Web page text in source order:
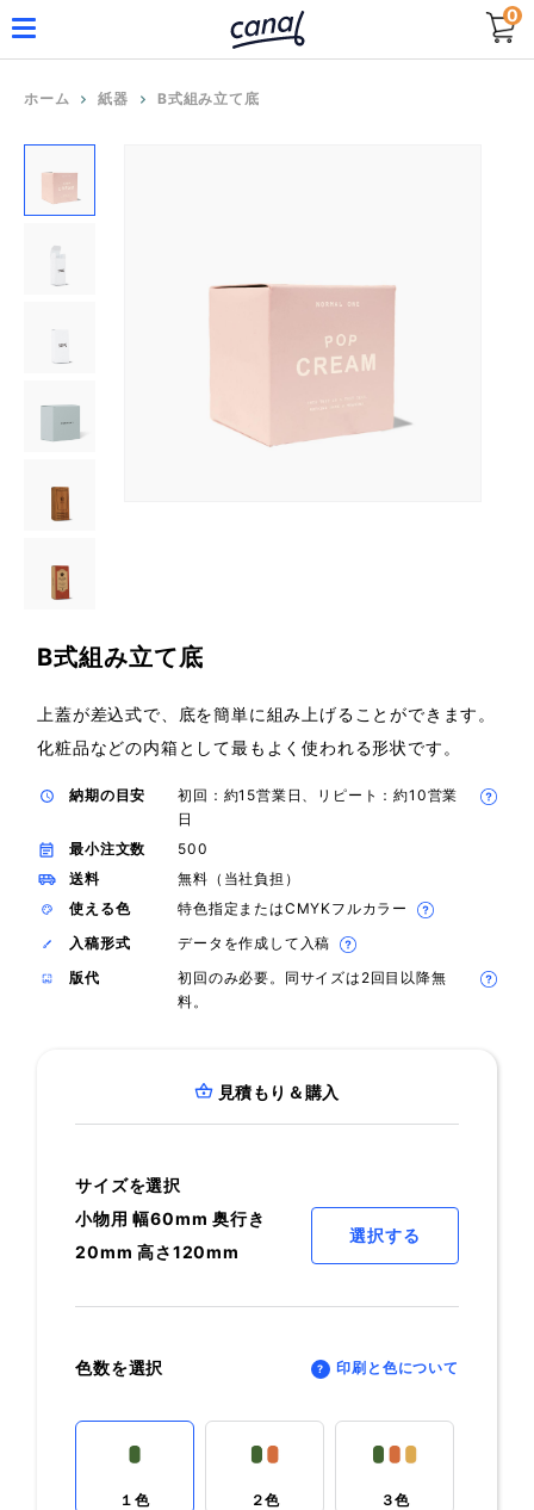
0
ホーム 紙器 B式組み立て底
B式組み立て底
上蓋が差込式で、底を簡単に組み上げることができます。
化粧品などの内箱として最もよく使われる形状です。
納期の目安
初回：約15営業日、リピート：約10営業
日
最小注文数
500
送料
無料（当社負担）
使える色
特色指定またはCMYKフルカラー
入稿形式
データを作成して入稿
版代
初回のみ必要。同サイズは2回目以降無
料。
見積もり＆購入
サイズを選択
小物用 幅60mm 奥行き
20mm 高さ120mm
選択する
色数を選択 印刷と色について
１色 ２色 ３色